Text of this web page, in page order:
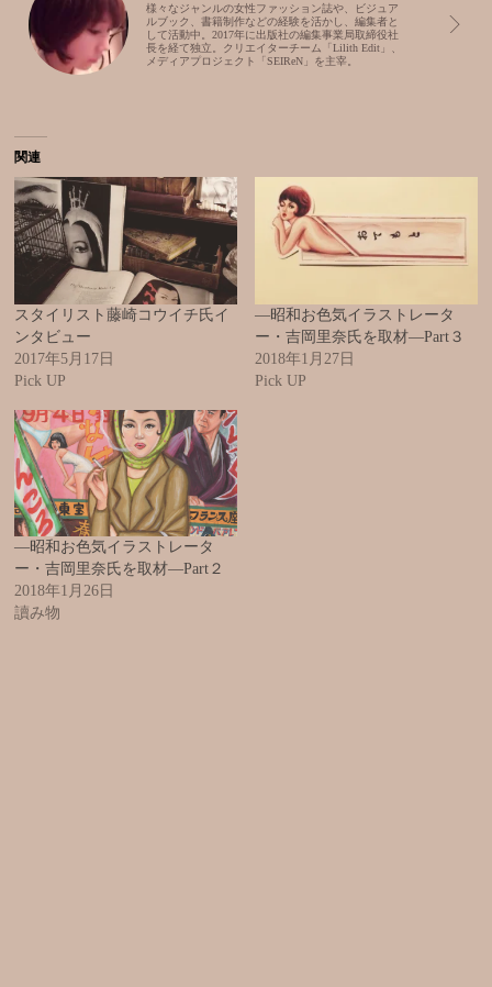
様々なジャンルの女性ファッション誌や、ビジュア
ルブック、書籍制作などの経験を活かし、編集者と
して活動中。2017年に出版社の編集事業局取締役社
長を経て独立。クリエイターチーム「Lilith Edit」、
メディアプロジェクト「SEIReN」を主宰。
関連
スタイリスト藤崎コウイチ氏イ
ンタビュー
2017年5月17日
Pick UP
―昭和お色気イラストレータ
ー・吉岡里奈氏を取材―Part３
2018年1月27日
Pick UP
―昭和お色気イラストレータ
ー・吉岡里奈氏を取材―Part２
2018年1月26日
讀み物